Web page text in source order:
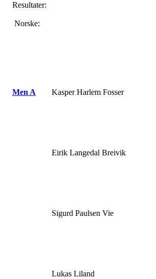
Resultater:
Norske:
Men A Kasper Harlem Fosser
Eirik Langedal Breivik
Sigurd Paulsen Vie
Lukas Liland